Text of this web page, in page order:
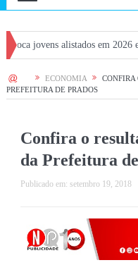
alistados em 2026 em
HOME ECONOMIA
CONFIRA
PREFEITURA DE PRADOS
Confira o
da Prefeitura
Publicado em: setembro 19, 2018